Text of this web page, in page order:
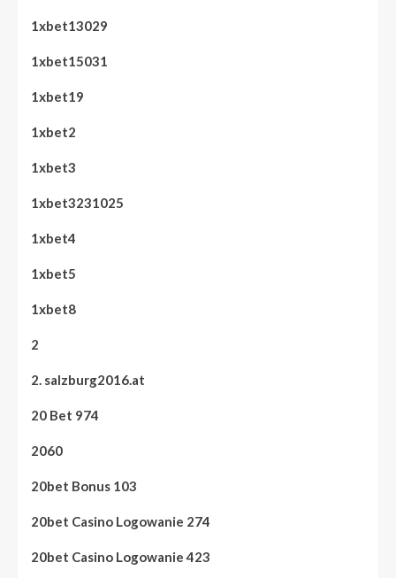
1xbet13029
1xbet15031
1xbet19
1xbet2
1xbet3
1xbet3231025
1xbet4
1xbet5
1xbet8
2
2. salzburg2016.at
20 Bet 974
2060
20bet Bonus 103
20bet Casino Logowanie 274
20bet Casino Logowanie 423